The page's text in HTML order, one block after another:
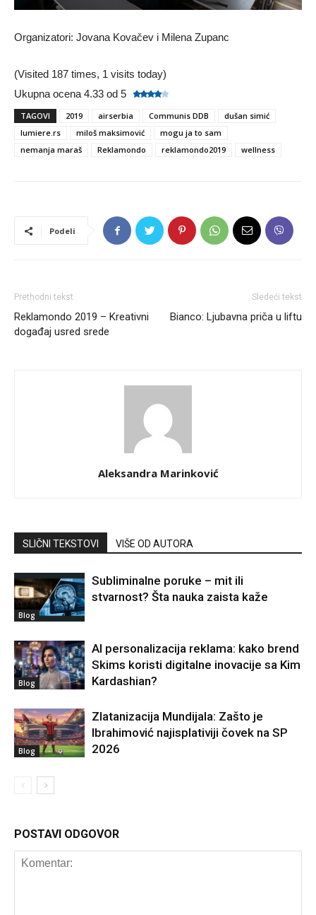
Organizatori: Jovana Kovačev i Milena Zupanc
(Visited 187 times, 1 visits today)
Ukupna ocena 4.33 od 5
TAGOVI 2019 airserbia Communis DDB
dušan simić
lumiere.rs
miloš maksimović
mogu ja to sam
nemanja maraš
Reklamondo reklamondo2019 wellness
Podeli
Prethodni tekst
Reklamondo 2019 – Kreativni
događaj usred srede
Sledeći tekst
Bianco: Ljubavna priča u liftu
Aleksandra Marinković
SLIČNI TEKSTOVI VIŠE OD AUTORA
Blog
Subliminalne poruke – mit ili
stvarnost? Šta nauka zaista kaže
Blog
AI personalizacija reklama: kako brend
Skims koristi digitalne inovacije sa Kim
Kardashian?
Blog
Zlatanizacija Mundijala: Zašto je
Ibrahimović najisplativiji čovek na SP
2026
POSTAVI ODGOVOR